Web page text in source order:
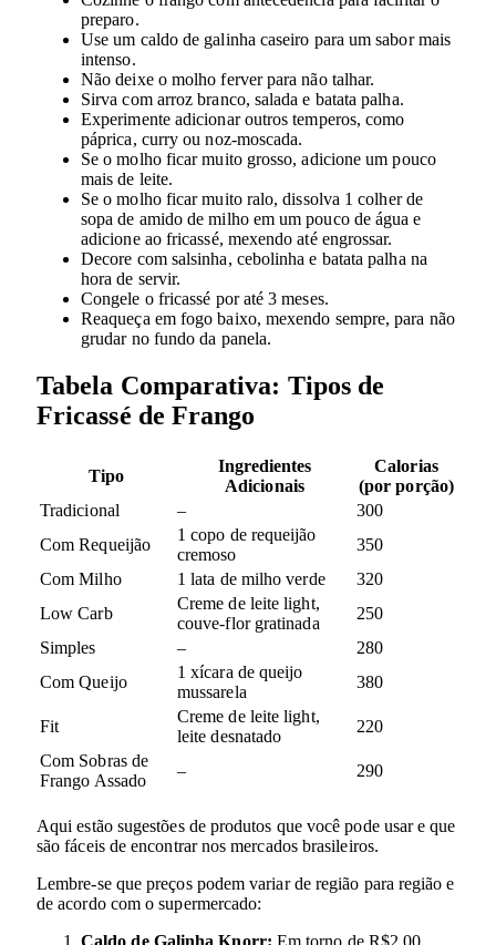
preparo.
Use um caldo de galinha caseiro para um sabor mais
intenso.
Não deixe o molho ferver para não talhar.
Sirva com arroz branco, salada e batata palha.
Experimente adicionar outros temperos, como
páprica, curry ou noz-moscada.
Se o molho ficar muito grosso, adicione um pouco
mais de leite.
Se o molho ficar muito ralo, dissolva 1 colher de
sopa de amido de milho em um pouco de água e
adicione ao fricassé, mexendo até engrossar.
Decore com salsinha, cebolinha e batata palha na
hora de servir.
Congele o fricassé por até 3 meses.
Reaqueça em fogo baixo, mexendo sempre, para não
grudar no fundo da panela.
Tabela Comparativa: Tipos de
Fricassé de Frango
Tipo
Ingredientes
Adicionais
Calorias
(por porção)
Tradicional
–
300
Com Requeijão
1 copo de requeijão
cremoso
350
Com Milho
1 lata de milho verde
320
Low Carb
Creme de leite light,
couve-flor gratinada
250
Simples
–
280
Com Queijo
1 xícara de queijo
mussarela
380
Fit
Creme de leite light,
leite desnatado
220
Com Sobras de
Frango Assado
– 290
Aqui estão sugestões de produtos que você pode usar e que
são fáceis de encontrar nos mercados brasileiros.
Lembre-se que preços podem variar de região para região e
de acordo com o supermercado:
Caldo de Galinha Knorr: Em torno de R$2,00.